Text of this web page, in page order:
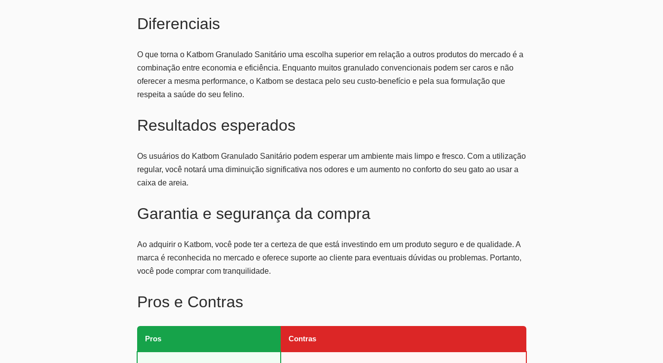
Diferenciais
O que torna o Katbom Granulado Sanitário uma escolha superior em relação a outros produtos do mercado é a
combinação entre economia e eficiência. Enquanto muitos granulado convencionais podem ser caros e não
oferecer a mesma performance, o Katbom se destaca pelo seu custo-benefício e pela sua formulação que
respeita a saúde do seu felino.
Resultados esperados
Os usuários do Katbom Granulado Sanitário podem esperar um ambiente mais limpo e fresco. Com a utilização
regular, você notará uma diminuição significativa nos odores e um aumento no conforto do seu gato ao usar a
caixa de areia.
Garantia e segurança da compra
Ao adquirir o Katbom, você pode ter a certeza de que está investindo em um produto seguro e de qualidade. A
marca é reconhecida no mercado e oferece suporte ao cliente para eventuais dúvidas ou problemas. Portanto,
você pode comprar com tranquilidade.
Pros e Contras
Pros Contras